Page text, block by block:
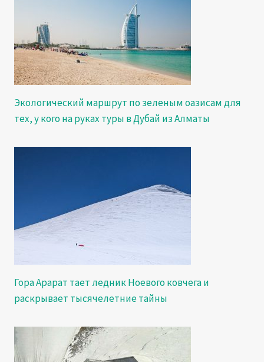
Экологический маршрут по зеленым оазисам для
тех, у кого на руках туры в Дубай из Алматы
Гора Арарат тает ледник Ноевого ковчега и
раскрывает тысячелетние тайны